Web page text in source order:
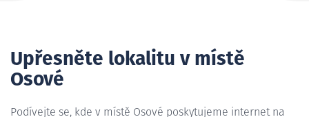
Upřesněte lokalitu v místě
Osové
Podívejte se, kde v místě Osové poskytujeme internet na